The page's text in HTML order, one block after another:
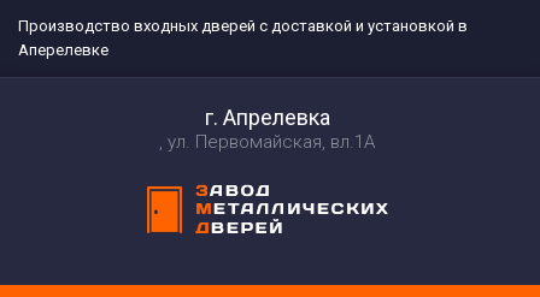
Производство входных дверей с доставкой и установкой в
Аперелевке
г. Апрелевка
ул. Первомайская, вл.1А